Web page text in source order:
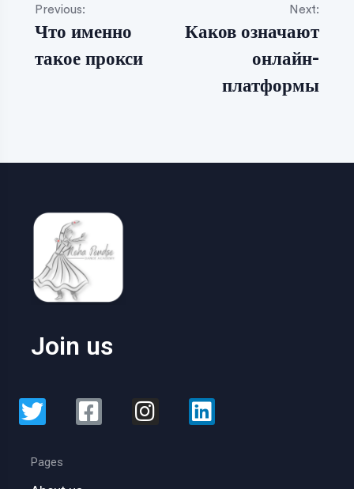
Previous:
Что именно
такое прокси
Next:
Каков означают
онлайн-
платформы
Join us
Pages